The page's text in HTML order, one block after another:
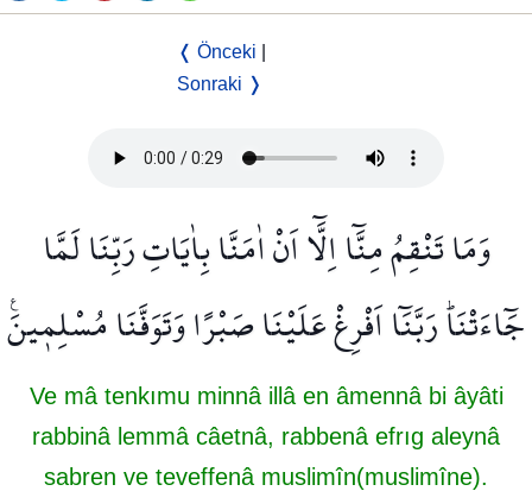
❬ Önceki
Sonraki ❭
وَمَا تَنْقِمُ مِنَّٓا اِلَّٓا اَنْ اٰمَنَّا بِاٰيَاتِ رَبِّنَا لَمَّا
جَٓاءَتْنَاۜ رَبَّنَٓا اَفْرِغْ عَلَيْنَا صَبْرًا وَتَوَفَّنَا مُسْلِم۪ينَ۟
Ve mâ tenkımu minnâ illâ en âmennâ bi âyâti
rabbinâ lemmâ câetnâ, rabbenâ efrıg aleynâ
sabren ve teveffenâ muslimîn(muslimîne).